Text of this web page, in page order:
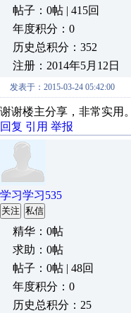
帖子：0帖 | 415回
年度积分：0
历史总积分：352
注册：2014年5月12日
发表于：2015-03-24 05:42:00
谢谢楼主分享，非常实用。
回复 引用 举报
学习学习535
关注 私信
精华：0帖
求助：0帖
帖子：0帖 | 48回
年度积分：0
历史总积分：25